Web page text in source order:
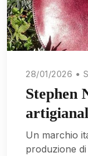
28/01/2026 •
Stephen
Un marchio
produzione